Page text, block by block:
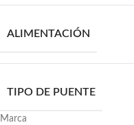
ALIMENTACIÓN
TIPO DE PUENTE
Marca